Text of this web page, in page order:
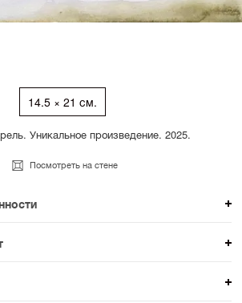
14.5 × 21 см.
Уникальное произведение. 2025.
Посмотреть на стене
произведению мы
подлинности. Для товаров
сертификаты не
вы можете выбрать и
оформления. На сайте доступен